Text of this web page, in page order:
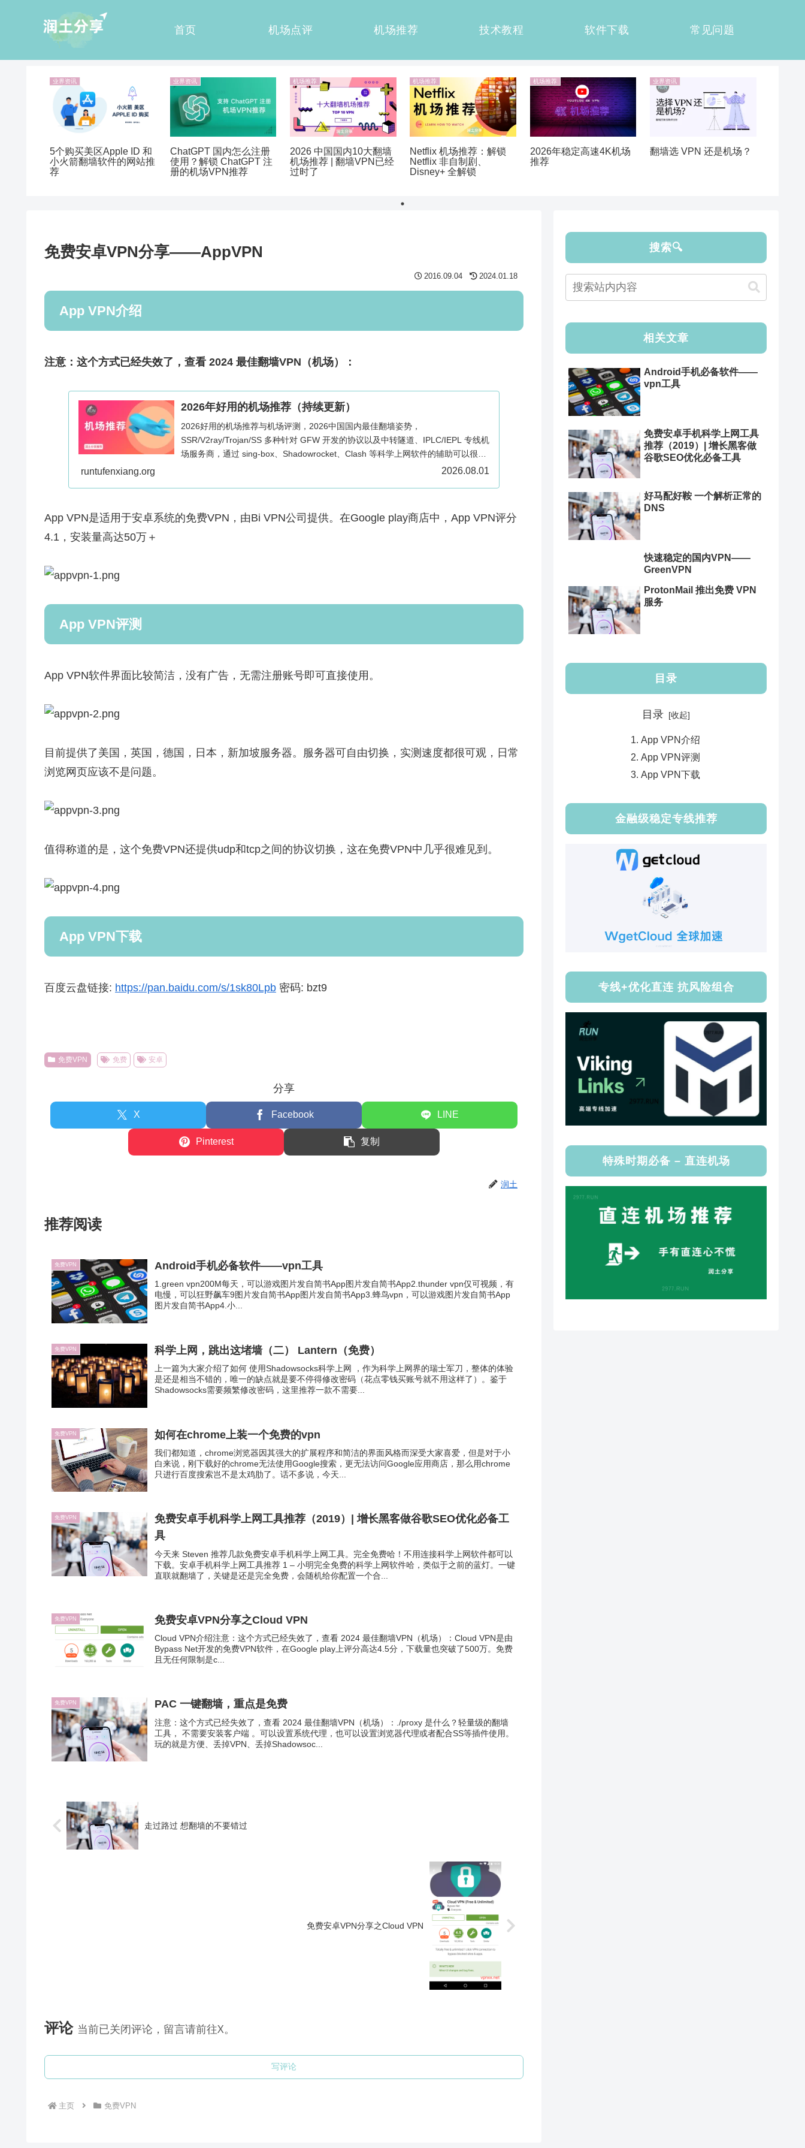
首页 机场点评 机场推荐 技术教程 软件下载 常见问题
业界资讯
5个购买美区Apple ID 和
小火箭翻墙软件的网站推
荐
业界资讯
ChatGPT 国内怎么注册
使用？解锁 ChatGPT 注
册的机场VPN推荐
机场推荐
2026 中国国内10大翻墙
机场推荐 | 翻墙VPN已经
过时了
机场推荐
Netflix 机场推荐：解锁
Netflix 非自制剧、
Disney+ 全解锁
机场推荐
2026年稳定高速4K机场
推荐
业界资讯
翻墙选 VPN 还是机场？
免费安卓VPN分享——AppVPN
2016.09.04 2024.01.18
App VPN介绍
注意：这个方式已经失效了，查看 2024 最佳翻墙VPN（机场）：
2026年好用的机场推荐（持续更新）
2026好用的机场推荐与机场评测，2026中国国内最佳翻墙姿势，
SSR/V2ray/Trojan/SS 多种针对 GFW 开发的协议以及中转隧道、IPLC/IEPL 专线机
场服务商，通过 sing-box、Shadowrocket、Clash 等科学上网软件的辅助可以很好
的帮助访问海外网络，Windows、Mac、Android、iOS、Apple TV 和路由器多端适
runtufenxiang.org 2026.08.01
App VPN是适用于安卓系统的免费VPN，由Bi VPN公司提供。在Google play商店中，App VPN评分
4.1，安装量高达50万＋
App VPN评测
App VPN软件界面比较简洁，没有广告，无需注册账号即可直接使用。
目前提供了美国，英国，德国，日本，新加坡服务器。服务器可自由切换，实测速度都很可观，日常
浏览网页应该不是问题。
值得称道的是，这个免费VPN还提供udp和tcp之间的协议切换，这在免费VPN中几乎很难见到。
App VPN下载
百度云盘链接: https://pan.baidu.com/s/1sk80Lpb 密码: bzt9
免费VPN 免费 安卓
分享
X Facebook LINE
Pinterest 复制
润土
推荐阅读
免费VPN Android手机必备软件——vpn工具
1.green vpn200M每天，可以游戏图片发自简书App图片发自简书App2.thunder vpn仅可视频，有
电慢，可以狂野飙车9图片发自简书App图片发自简书App3.蜂鸟vpn，可以游戏图片发自简书App
图片发自简书App4.小...
免费VPN 科学上网，跳出这堵墙（二） Lantern（免费）
上一篇为大家介绍了如何 使用Shadowsocks科学上网 ，作为科学上网界的瑞士军刀，整体的体验
是还是相当不错的，唯一的缺点就是要不停得修改密码（花点零钱买账号就不用这样了）。鉴于
Shadowsocks需要频繁修改密码，这里推荐一款不需要...
免费VPN 如何在chrome上装一个免费的vpn
我们都知道，chrome浏览器因其强大的扩展程序和简洁的界面风格而深受大家喜爱，但是对于小
白来说，刚下载好的chrome无法使用Google搜索，更无法访问Google应用商店，那么用chrome
只进行百度搜索岂不是太鸡肋了。话不多说，今天...
免费VPN
免费安卓手机科学上网工具推荐（2019）| 增长黑客做谷歌SEO优化必备工
具
今天来 Steven 推荐几款免费安卓手机科学上网工具。完全免费哈！不用连接科学上网软件都可以
下载。安卓手机科学上网工具推荐 1 – 小明完全免费的科学上网软件哈，类似于之前的蓝灯。一键
直联就翻墙了，关键是还是完全免费，会随机给你配置一个合...
免费VPN 免费安卓VPN分享之Cloud VPN
Cloud VPN介绍注意：这个方式已经失效了，查看 2024 最佳翻墙VPN（机场）：Cloud VPN是由
Bypass Net开发的免费VPN软件，在Google play上评分高达4.5分，下载量也突破了500万。免费
且无任何限制是c...
免费VPN PAC 一键翻墙，重点是免费
注意：这个方式已经失效了，查看 2024 最佳翻墙VPN（机场）：./proxy 是什么？轻量级的翻墙
工具， 不需要安装客户端 。可以设置系统代理，也可以设置浏览器代理或者配合SS等插件使用。
玩的就是方便、丢掉VPN、丢掉Shadowsoc...
走过路过 想翻墙的不要错过
免费安卓VPN分享之Cloud VPN
评论 当前已关闭评论，留言请前往X。
写评论
主页 免费VPN
搜索🔍
相关文章
Android手机必备软件——
vpn工具
免费安卓手机科学上网工具
推荐（2019）| 增长黑客做
谷歌SEO优化必备工具
好马配好鞍 一个解析正常的
DNS
快速稳定的国内VPN——
GreenVPN
ProtonMail 推出免费 VPN
服务
目录
目录
App VPN介绍
App VPN评测
App VPN下载
金融级稳定专线推荐
专线+优化直连 抗风险组合
特殊时期必备 – 直连机场